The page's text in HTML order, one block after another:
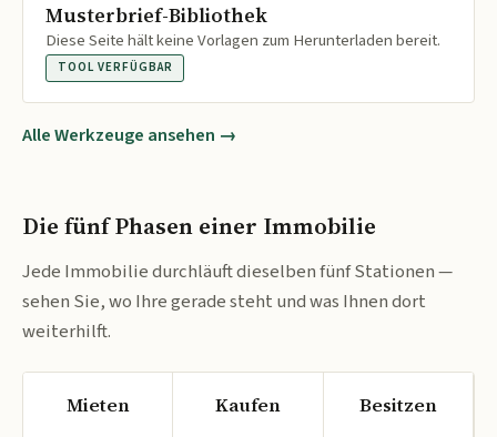
Musterbrief-Bibliothek
Diese Seite hält keine Vorlagen zum Herunterladen bereit.
TOOL VERFÜGBAR
Alle Werkzeuge ansehen →
Die fünf Phasen einer Immobilie
Jede Immobilie durchläuft dieselben fünf Stationen —
sehen Sie, wo Ihre gerade steht und was Ihnen dort
weiterhilft.
Mieten Kaufen Besitzen